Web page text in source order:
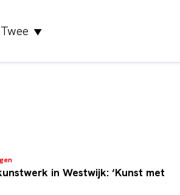
▼
in Westwijk: ‘Kunst met